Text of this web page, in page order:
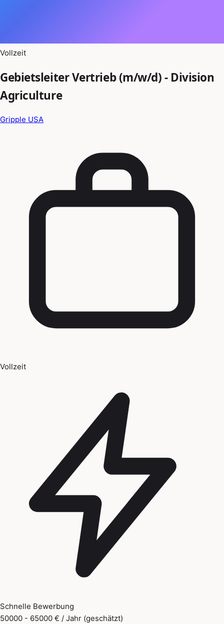
Vollzeit
Gebietsleiter Vertrieb (m/w/d) - Division
Agriculture
Gripple USA
Vollzeit
Schnelle Bewerbung
50000 - 65000 € / Jahr (geschätzt)